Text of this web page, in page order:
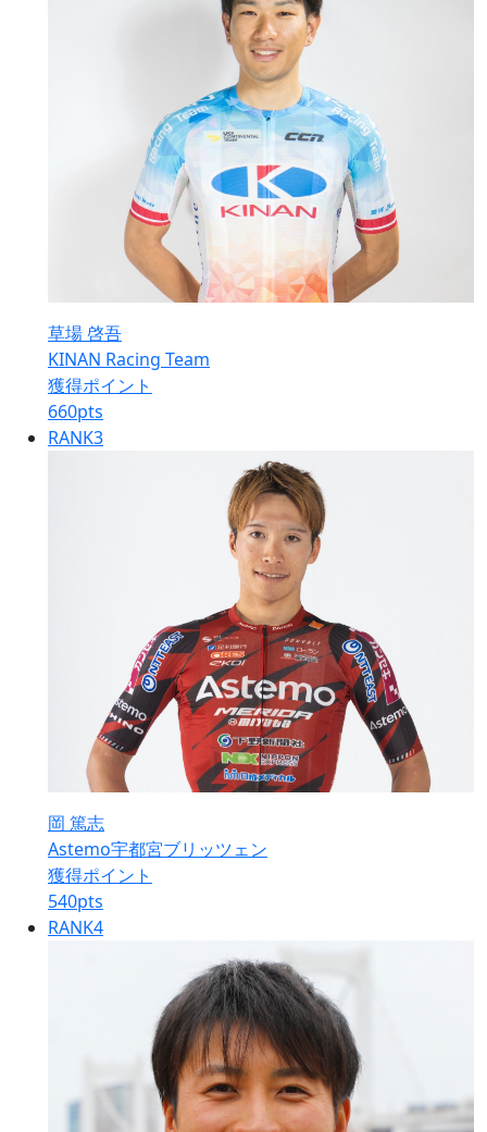
草場 啓吾
KINAN Racing Team
獲得ポイント
660pts
RANK3
岡 篤志
Astemo宇都宮ブリッツェン
獲得ポイント
540pts
RANK4